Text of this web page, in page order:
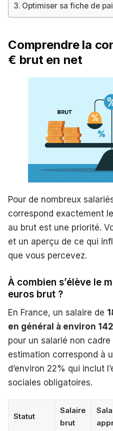
Optimiser sa fiche de
Comprendre la
€ brut en net
Pour de nombreux
correspond exactement
au brut est une priorité.
et un aperçu de ce qui
que vous percevez.
À combien s’élève le
euros brut ?
En France, un salaire de
en général à environ
pour un salarié non
estimation correspond à
d’environ 22% qui inclut
sociales obligatoires.
Statut
Salaire
brut